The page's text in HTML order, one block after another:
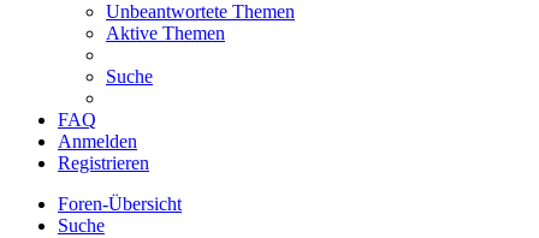
Unbeantwortete Themen
Aktive Themen
Suche
FAQ
Anmelden
Registrieren
Foren-Übersicht
Suche